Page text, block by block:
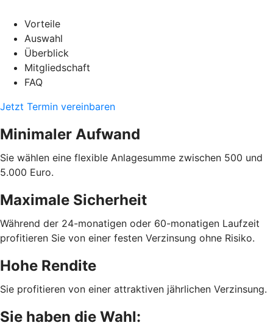
Vorteile
Auswahl
Überblick
Mitgliedschaft
FAQ
Jetzt Termin vereinbaren
Minimaler Aufwand
Sie wählen eine flexible Anlagesumme zwischen 500 und
5.000 Euro.
Maximale Sicherheit
Während der 24-monatigen oder 60-monatigen Laufzeit
profitieren Sie von einer festen Verzinsung ohne Risiko.
Hohe Rendite
Sie profitieren von einer attraktiven jährlichen Verzinsung.
Sie haben die Wahl: